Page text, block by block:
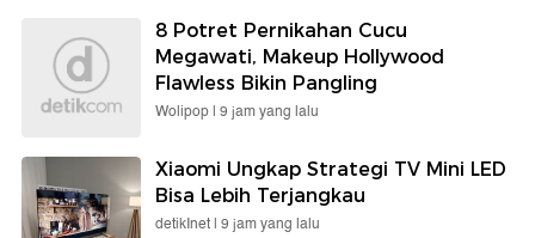
8 Potret Pernikahan Cucu
Megawati, Makeup Hollywood
Flawless Bikin Pangling
Wolipop | 9 jam yang lalu
Xiaomi Ungkap Strategi TV Mini LED
Bisa Lebih Terjangkau
detikInet | 9 jam yang lalu